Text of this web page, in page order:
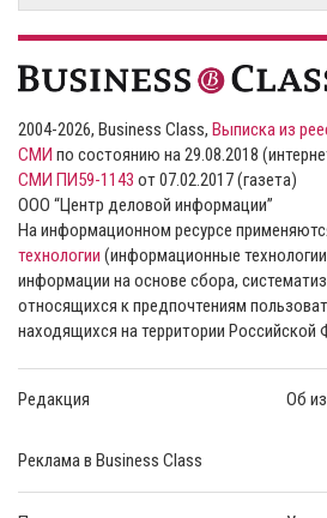
2004-2026, Business Class, Выписка из
СМИ по состоянию на 29.08.2018
СМИ ПИ59-1143 от 07.02.2017 (газета)
ООО “Центр деловой информации”
На информационном ресурсе
технологии (информационные
информации на основе сбора,
относящихся к предпочтениям
находящихся на территории Российской
Редакция Об
Реклама в Business Class